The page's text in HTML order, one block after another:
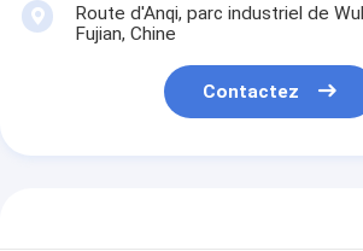
Route d'Anqi, parc industriel de
Fujian, Chine
Contactez